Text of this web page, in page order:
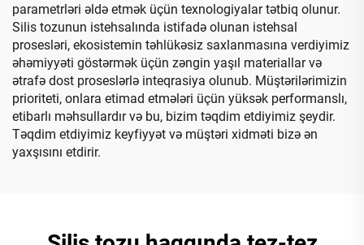
parametrləri əldə etmək üçün texnologiyalar tətbiq olunur.
Silis tozunun istehsalında istifadə olunan istehsal
prosesləri, ekosistemin təhlükəsiz saxlanmasına verdiyimiz
əhəmiyyəti göstərmək üçün zəngin yaşıl materiallar və
ətrafə dost proseslərlə inteqrasiya olunub. Müştərilərimizin
prioriteti, onlara etimad etmələri üçün yüksək performanslı,
etibarlı məhsullardır və bu, bizim təqdim etdiyimiz şeydir.
Təqdim etdiyimiz keyfiyyət və müştəri xidməti bizə ən
yaxşısını etdirir.